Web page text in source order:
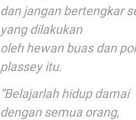
dan jangan bertengkar
yang dilakukan
oleh hewan buas dan
plassey itu.
“Belajarlah hidup damai
dengan semua orang,